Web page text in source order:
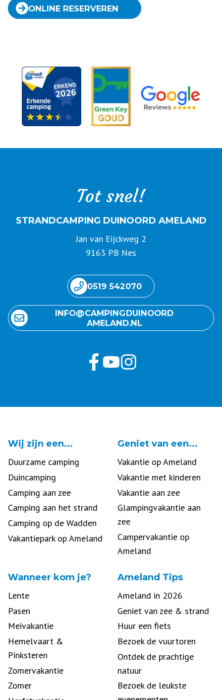
ONLINE RESERVEREN
Tot snel!
STRANDCAMPING DUINOORD AMELAND
Jan van Eijckweg 2
9163 PB Nes
0519 542070
INFO@ CAMPING DUINOORD
AMELAND.NL
Wij zijn een...
Duurzame camping
Duincamping
Camping aan zee
Camping aan het strand
Camping op de Wadden
Vakantiepark op Ameland
Geniet van een...
Vakantie op Ameland
Vakantie met kinderen
Vakantie aan zee
Glampingvakantie aan
zee
Campervakantie op
Ameland
Wanneer kom je?
Lente
Pasen
Meivakantie
Hemelvaart &
Pinksteren
Zomervakantie
Zomer
Ameland Tips
Ameland in 2026
Geniet van zee & strand
Huur een fiets
Bezoek de vuurtoren
Ontdek de prachtige
natuur
Bezoek de leukste